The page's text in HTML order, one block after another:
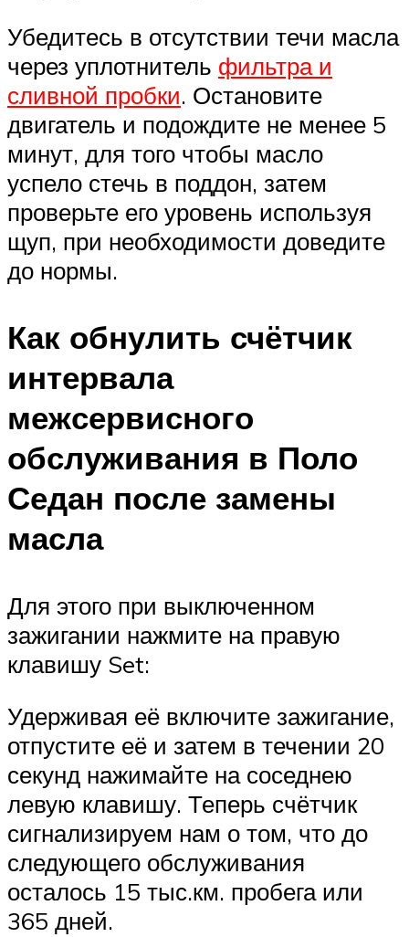
Убедитесь в отсутствии течи масла
через уплотнитель фильтра и
сливной пробки. Остановите
двигатель и подождите не менее 5
минут, для того чтобы масло
успело стечь в поддон, затем
проверьте его уровень используя
щуп, при необходимости доведите
до нормы.
Как обнулить счётчик
интервала
межсервисного
обслуживания в Поло
Седан после замены
масла
Для этого при выключенном
зажигании нажмите на правую
клавишу Set:
Удерживая её включите зажигание,
отпустите её и затем в течении 20
секунд нажимайте на соседнею
левую клавишу. Теперь счётчик
сигнализируем нам о том, что до
следующего обслуживания
осталось 15 тыс.км. пробега или
365 дней.